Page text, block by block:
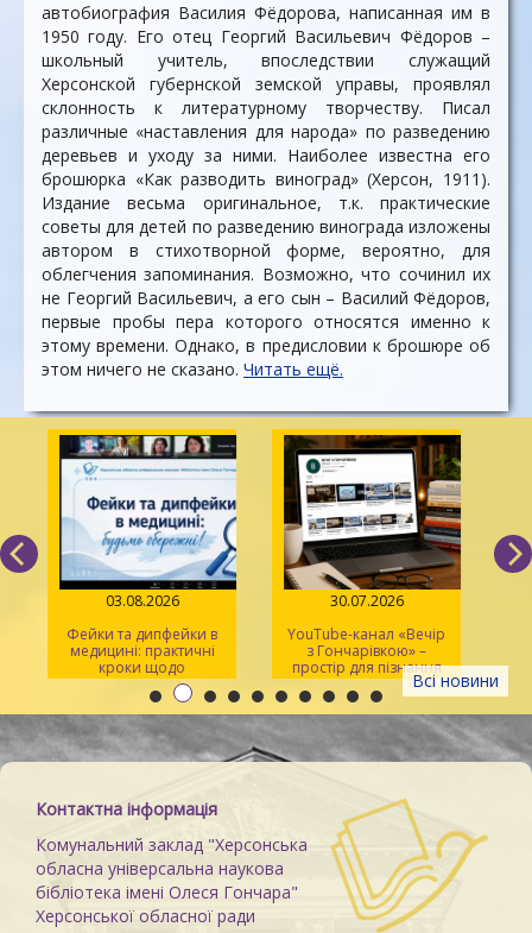
автобиография Василия Фёдорова, написанная им в
1950 году. Его отец Георгий Васильевич Фёдоров –
школьный учитель, впоследствии служащий
Херсонской губернской земской управы, проявлял
склонность к литературному творчеству. Писал
различные «наставления для народа» по разведению
деревьев и уходу за ними. Наиболее известна его
брошюрка «Как разводить виноград» (Херсон, 1911).
Издание весьма оригинальное, т.к. практические
советы для детей по разведению винограда изложены
автором в стихотворной форме, вероятно, для
облегчения запоминания. Возможно, что сочинил их
не Георгий Васильевич, а его сын – Василий Фёдоров,
первые пробы пера которого относятся именно к
этому времени. Однако, в предисловии к брошюре об
этом ничего не сказано. Читать ещё.
Всі новини
03.08.2026
Фейки та дипфейки в
медицині: практичні
кроки щодо
розпізнавання
30.07.2026
YouTube-канал «Вечір
з Гончарівкою» –
простір для пізнання
та натхнення
Контактна інформація
Комунальний заклад "Херсонська
обласна універсальна наукова
бібліотека імені Олеся Гончара"
Херсонської обласної ради